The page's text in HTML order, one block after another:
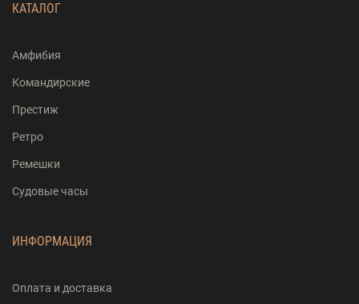
КАТАЛОГ
Амфибия
Командирские
Престиж
Ретро
Ремешки
Судовые часы
ИНФОРМАЦИЯ
Оплата и доставка